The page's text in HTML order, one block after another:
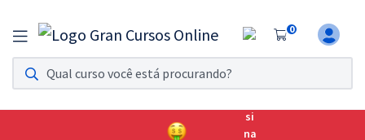
0
Assinatura Ilimitada 11
Acesso a todos os cursos. Teste grátis por 7 dias!
Assinatura OAB Até Passar